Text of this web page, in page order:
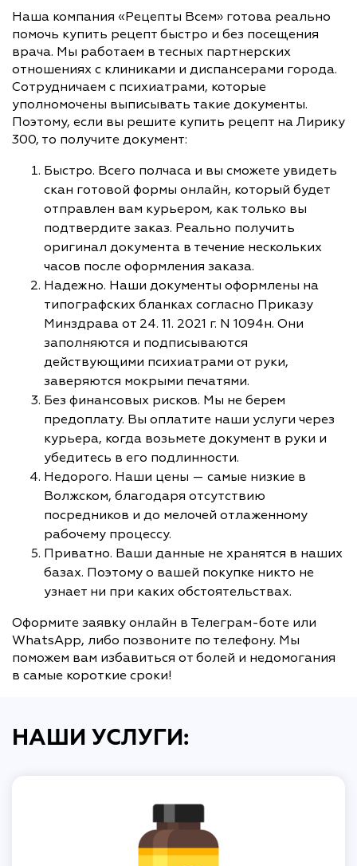
Наша компания «Рецепты Всем» готова реально
помочь купить рецепт быстро и без посещения
врача. Мы работаем в тесных партнерских
отношениях с клиниками и диспансерами города.
Сотрудничаем с психиатрами, которые
уполномочены выписывать такие документы.
Поэтому, если вы решите купить рецепт на Лирику
300, то получите документ:
Быстро. Всего полчаса и вы сможете увидеть
скан готовой формы онлайн, который будет
отправлен вам курьером, как только вы
подтвердите заказ. Реально получить
оригинал документа в течение нескольких
часов после оформления заказа.
Надежно. Наши документы оформлены на
типографских бланках согласно Приказу
Минздрава от 24. 11. 2021 г. N 1094н. Они
заполняются и подписываются
действующими психиатрами от руки,
заверяются мокрыми печатями.
Без финансовых рисков. Мы не берем
предоплату. Вы оплатите наши услуги через
курьера, когда возьмете документ в руки и
убедитесь в его подлинности.
Недорого. Наши цены — самые низкие в
Волжском, благодаря отсутствию
посредников и до мелочей отлаженному
рабочему процессу.
Приватно. Ваши данные не хранятся в наших
базах. Поэтому о вашей покупке никто не
узнает ни при каких обстоятельствах.
Оформите заявку онлайн в Телеграм-боте или
WhatsApp, либо позвоните по телефону. Мы
поможем вам избавиться от болей и недомогания
в самые короткие сроки!
НАШИ УСЛУГИ: